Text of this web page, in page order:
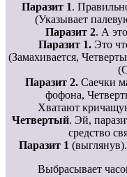
Паразит 1.
(Указывает
Паразит 2. А
Паразит 1. Это
(Замахивается,
Паразит 2.Саечки
фофона,
Хватают
Четвертый. Эй,
средство
Паразит 1
Выбрасывает